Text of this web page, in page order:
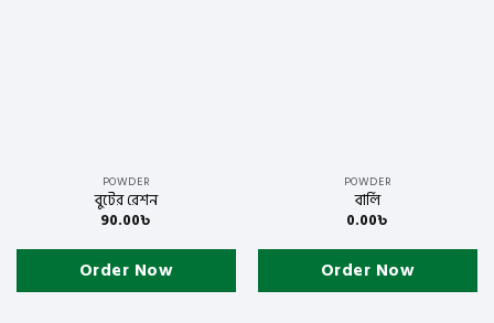
POWDER
বুটের রেশন
90.00৳
Order Now
POWDER
বার্লি
0.00৳
Order Now